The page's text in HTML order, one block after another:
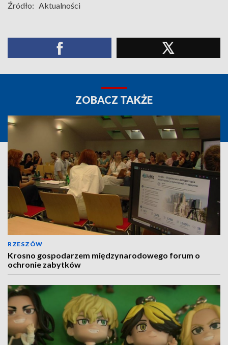
Źródło: Aktualności
ZOBACZ TAKŻE
RZESZÓW
Krosno gospodarzem międzynarodowego forum o
ochronie zabytków